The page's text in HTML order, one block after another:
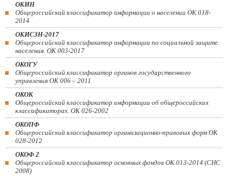
ОКИН
Общероссийский классификатор информации о населении ОК 018-
2014
ОКИСЗН-2017
Общероссийский классификатор информации по социальной защите
населения. ОК 003-2017
ОКОГУ
Общероссийский классификатор органов государственного
управления ОК 006 – 2011
ОКОК
Общероссийский классификатор информации об общероссийских
классификаторах. ОК 026-2002
ОКОПФ
Общероссийский классификатор организационно-правовых форм ОК
028-2012
ОКОФ 2
Общероссийский классификатор основных фондов ОК 013-2014 (СНС
2008)